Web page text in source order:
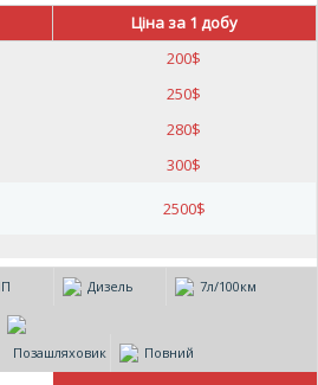
Ціна за 1 добу
200$
250$
280$
300$
2500$
Дизель 7л/100км
Позашляховик Повний